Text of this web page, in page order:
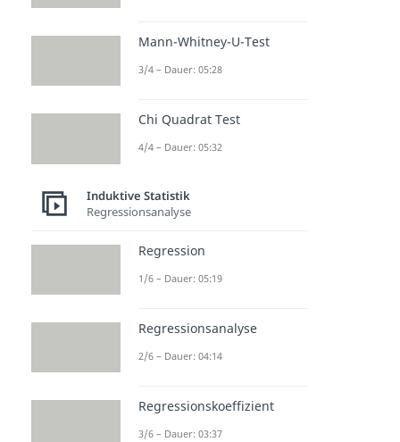
Mann-Whitney-U-Test
3/4 – Dauer: 05:28
Chi Quadrat Test
4/4 – Dauer: 05:32
Induktive Statistik
Regressionsanalyse
Regression
1/6 – Dauer: 05:19
Regressionsanalyse
2/6 – Dauer: 04:14
Regressionskoeffizient
3/6 – Dauer: 03:37